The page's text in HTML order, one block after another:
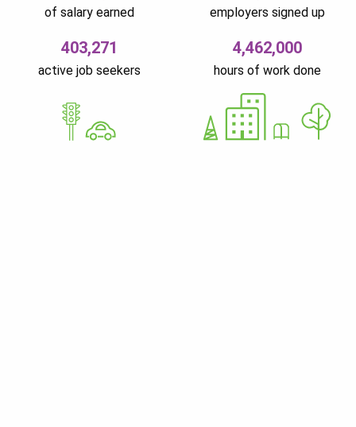
of salary earned employers signed up
403,271
active job seekers
4,462,000
hours of work done